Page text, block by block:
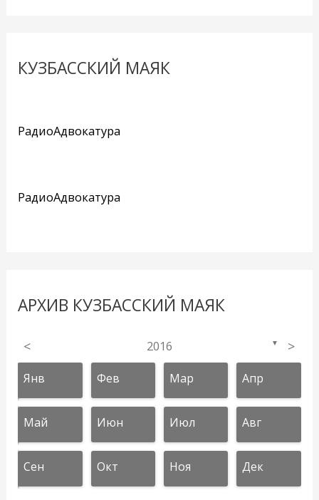
КУЗБАССКИЙ МАЯК
РадиоАдвокатура
РадиоАдвокатура
АРХИВ КУЗБАССКИЙ МАЯК
< 2016 ▼ >
Янв Фев Мар Апр
Май Июн Июл Авг
Сен Окт Ноя Дек